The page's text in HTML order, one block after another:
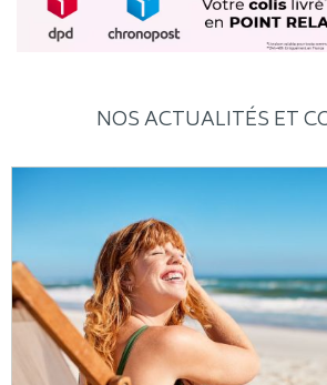
NOS ACTUALITÉS ET